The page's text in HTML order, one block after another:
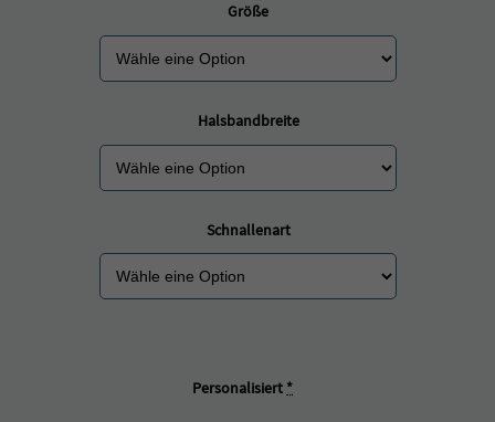
Größe
Halsbandbreite
Schnallenart
Personalisiert *